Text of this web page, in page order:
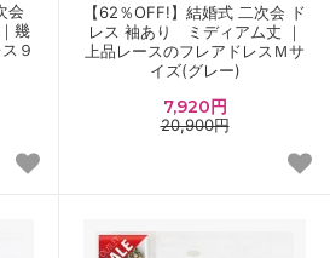
会
幾
９
【62％OFF!】結婚式 二次会 ド
レス 袖あり ミディアム丈 ｜
上品レースのフレアドレスＭサ
イズ(グレー)
7,920円
20,900円